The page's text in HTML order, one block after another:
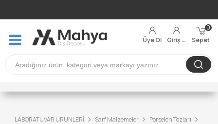
Üye Ol Giriş Yap Sepet
0
LABORATUVAR ÜRÜNLERİ Sarf Malzemeler
Porselen Tozları